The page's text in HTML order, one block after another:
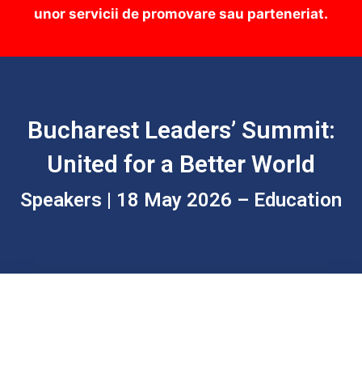
unor servicii de promovare sau parteneriat.
Bucharest Leaders’ Summit:
United for a Better World
Speakers | 18 May 2026 – Education